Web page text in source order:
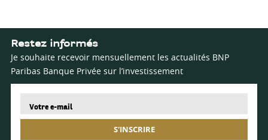
Restez informés
Je souhaite recevoir mensuellement les actualités BNP
Paribas Banque Privée sur l’investissement
S'INSCRIRE